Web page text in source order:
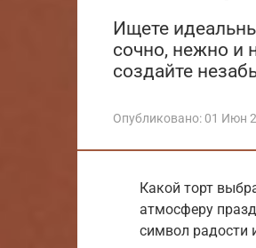
Ищете
сочно, нежно и
создайте
Опубликовано: 01 Июн
Какой торт
атмосферу
символ радости